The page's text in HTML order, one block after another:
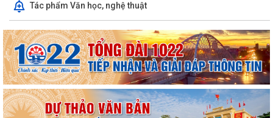
Tác phẩm Văn học, nghệ thuật
PHƯỜNG NGÔ QUYỀN THÔNG TIN VỀ VỤ CHÁY TẠI ĐƯỜNG TRẦN
KHÁNH DƯ
DANH SÁCH ĐĂNG KÝ KINH DOANH THÁNG 7/2026
Phường Ngô Quyền trao tặng sách giáo khoa, đồng phục cho 307 học
sinh có hoàn cảnh khó khăn trước...